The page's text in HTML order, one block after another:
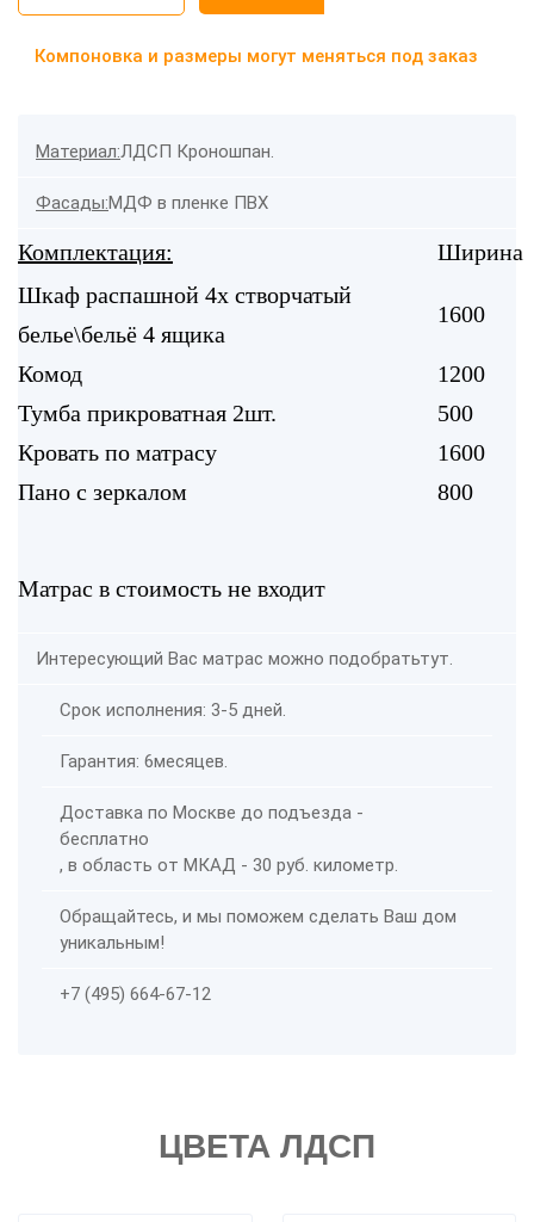
Компоновка и размеры могут меняться под заказ
Материал:ЛДСП Кроношпан.
Фасады:МДФ в пленке ПВХ
Комплектация:
Ширина
Шкаф распашной 4х створчатый
белье\бельё 4 ящика
1600
Комод
1200
Тумба прикроватная 2шт.
500
Кровать по матрасу
1600
Пано с зеркалом
800
Матрас в стоимость не входит
Интересующий Вас матрас можно подобратьтут.
Срок исполнения: 3-5 дней.
Гарантия: 6месяцев.
Доставка по Москве до подъезда -
бесплатно
, в область от МКАД - 30 руб. километр.
Обращайтесь, и мы поможем сделать Ваш дом
уникальным!
+7 (495) 664-67-12
ЦВЕТА ЛДСП